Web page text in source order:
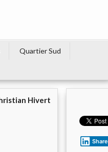
Quartier Sud
Hivert
Share